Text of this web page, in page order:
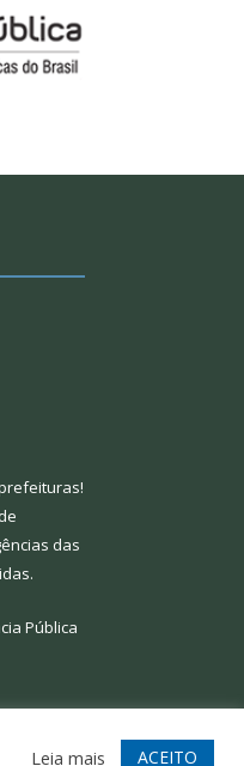
!
das
Pública
Webmail
Leia mais ACEITO